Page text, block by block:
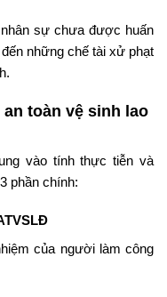
sự chưa được huấn
những chế tài xử phạt
toàn vệ sinh lao
vào tính thực tiễn và
phần chính:
của người làm công